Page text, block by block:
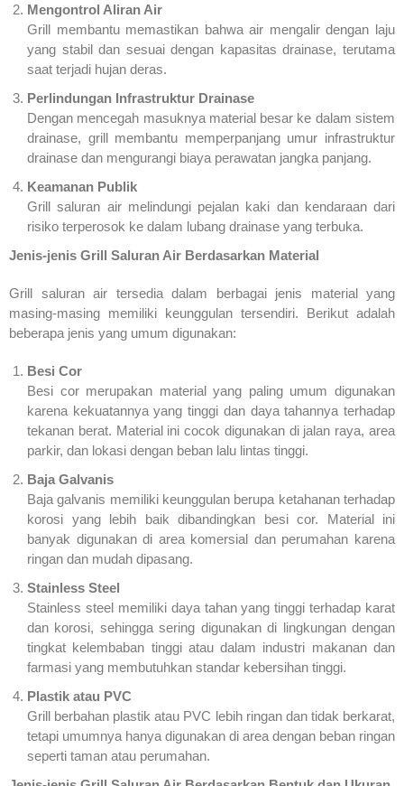
Mengontrol Aliran Air
Grill membantu memastikan bahwa air mengalir dengan laju
yang stabil dan sesuai dengan kapasitas drainase, terutama
saat terjadi hujan deras.
Perlindungan Infrastruktur Drainase
Dengan mencegah masuknya material besar ke dalam sistem
drainase, grill membantu memperpanjang umur infrastruktur
drainase dan mengurangi biaya perawatan jangka panjang.
Keamanan Publik
Grill saluran air melindungi pejalan kaki dan kendaraan dari
risiko terperosok ke dalam lubang drainase yang terbuka.
Jenis-jenis Grill Saluran Air Berdasarkan Material
Grill saluran air tersedia dalam berbagai jenis material yang
masing-masing memiliki keunggulan tersendiri. Berikut adalah
beberapa jenis yang umum digunakan:
Besi Cor
Besi cor merupakan material yang paling umum digunakan
karena kekuatannya yang tinggi dan daya tahannya terhadap
tekanan berat. Material ini cocok digunakan di jalan raya, area
parkir, dan lokasi dengan beban lalu lintas tinggi.
Baja Galvanis
Baja galvanis memiliki keunggulan berupa ketahanan terhadap
korosi yang lebih baik dibandingkan besi cor. Material ini
banyak digunakan di area komersial dan perumahan karena
ringan dan mudah dipasang.
Stainless Steel
Stainless steel memiliki daya tahan yang tinggi terhadap karat
dan korosi, sehingga sering digunakan di lingkungan dengan
tingkat kelembaban tinggi atau dalam industri makanan dan
farmasi yang membutuhkan standar kebersihan tinggi.
Plastik atau PVC
Grill berbahan plastik atau PVC lebih ringan dan tidak berkarat,
tetapi umumnya hanya digunakan di area dengan beban ringan
seperti taman atau perumahan.